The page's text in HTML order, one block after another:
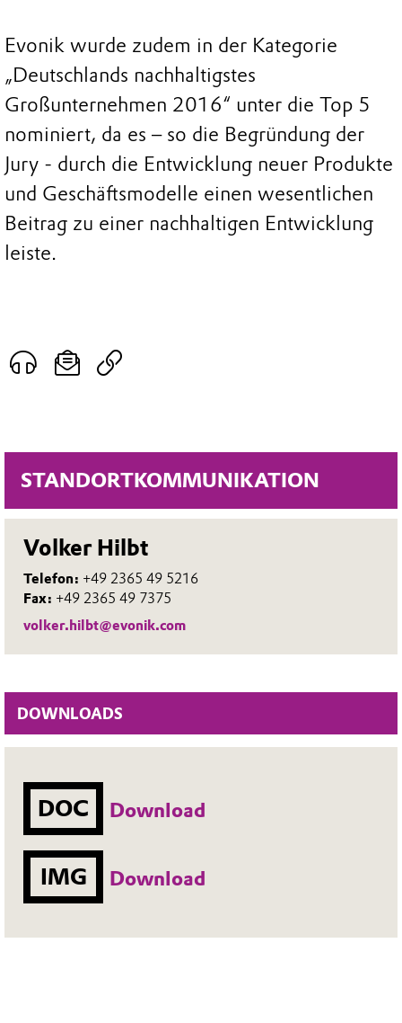
STANDORTKOMMUNIKATION
Volker Hilbt
Telefon: +49 2365 49 5216
Fax: +49 2365 49 7375
volker.hilbt@evonik.com
DOWNLOADS
DOC Download
IMG Download
Evonik wurde zudem in der Kategorie
„Deutschlands nachhaltigstes
Großunternehmen 2016“ unter die Top 5
nominiert, da es – so die Begründung der
Jury - durch die Entwicklung neuer Produkte
und Geschäftsmodelle einen wesentlichen
Beitrag zu einer nachhaltigen Entwicklung
leiste.